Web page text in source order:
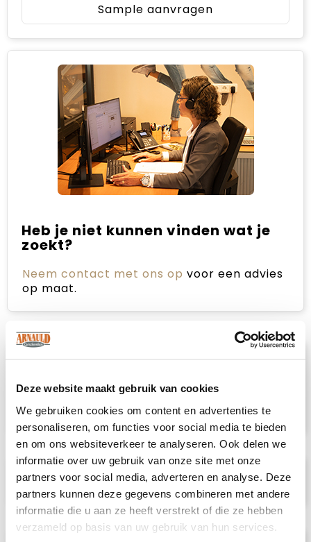
Deze website maakt gebruik van cookies
We gebruiken cookies om content en advertenties te
personaliseren, om functies voor social media te bieden
en om ons websiteverkeer te analyseren. Ook delen we
informatie over uw gebruik van onze site met onze
partners voor social media, adverteren en analyse. Deze
partners kunnen deze gegevens combineren met andere
informatie die u aan ze heeft verstrekt of die ze hebben
verzameld op basis van uw gebruik van hun services.
Sample aanvragen
Heb je niet kunnen vinden wat je
zoekt?
Neem contact met ons op voor een advies
op maat.
Omschrijving
Opvouwbare poncho met capuchon in
bijpassende hoes.
Specificaties